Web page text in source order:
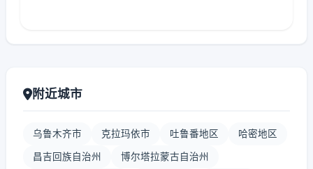
附近城市
乌鲁木齐市 克拉玛依市 吐鲁番地区 哈密地区
昌吉回族自治州 博尔塔拉蒙古自治州